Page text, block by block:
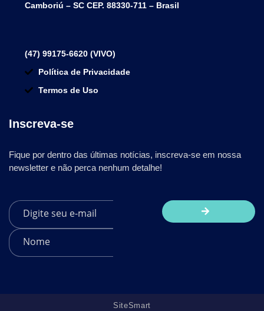
Camboriú – SC CEP. 88330-711 – Brasil
(47) 99175-6620 (VIVO)
Política de Privacidade
Termos de Uso
Inscreva-se
Fique por dentro das últimas notícias, inscreva-se em nossa
newsletter e não perca nenhum detalhe!
SiteSmart